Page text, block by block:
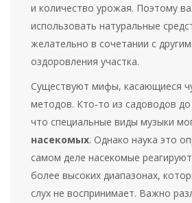
и количество урожая. Поэтому
использовать натуральные
желательно в сочетании с
оздоровления участка.
Существуют мифы, касающиеся
методов. Кто-то из садоводов до
что специальные виды музыки
насекомых. Однако наука это
самом деле насекомые
более высоких диапазонах,
слух не воспринимает. Важно